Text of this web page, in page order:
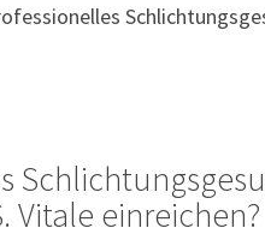
Vitale einreichen?